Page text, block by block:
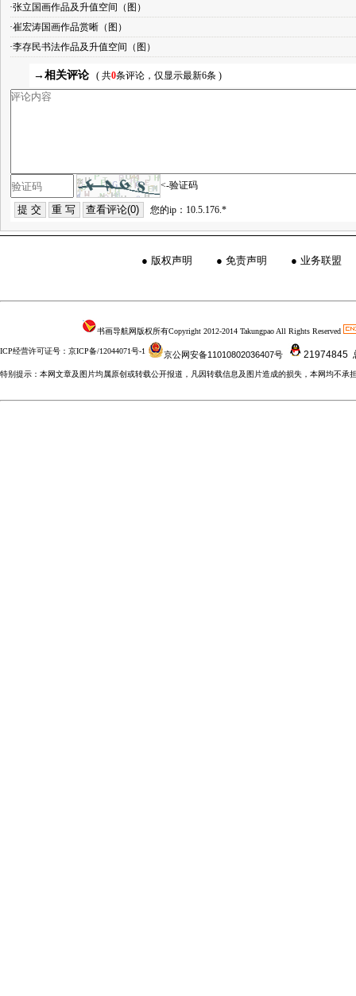
·张立国画作品及升值空间（图）
·崔宏涛国画作品赏晰（图）
·李存民书法作品及升值空间（图）
→相关评论 ( 共0条评论，仅显示最新6条 )
<-验证码
您的ip：10.5.176.*
● 版权声明 ● 免责声明 ● 业务联盟
书画导航网版权所有Copyright 2012-2014 Takungpao All Rights Reserved
ICP经营许可证号：京ICP备/12044071号-1 京公网安备11010802036407号 21974845
特别提示：本网文章及图片均属原创或转载公开报道，凡因转载信息及图片造成的损失，本网均不